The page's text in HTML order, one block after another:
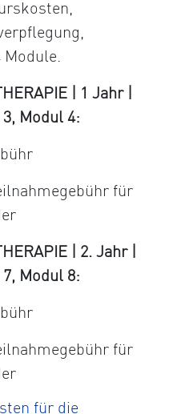
| 1 Jahr |
Modul 4:
für
| 2. Jahr |
Modul 8:
für
für die